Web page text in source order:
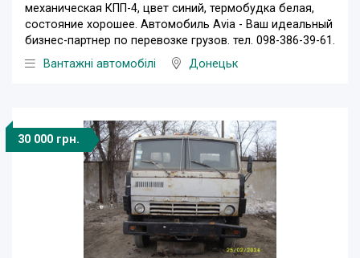
механическая КПП-4, цвет синий, термобудка белая,
состояние хорошее. Автомобиль Avia - Ваш идеальный
бизнес-партнер по перевозке грузов. тел. 098-386-39-61.
Вантажні автомобілі
Донецьк
30 000 грн.